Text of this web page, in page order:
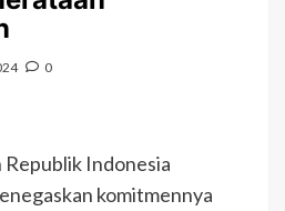
0
Republik Indonesia
komitmennya